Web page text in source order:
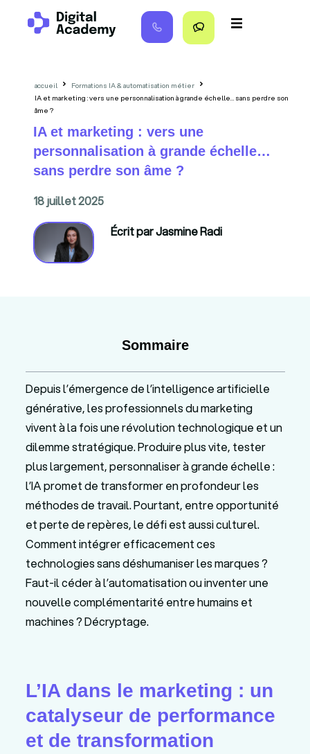
accueil
Formations IA & automatisation métier
IA et marketing : vers une personnalisation à grande échelle… sans perdre son
âme ?
IA et marketing : vers une
personnalisation à grande échelle…
sans perdre son âme ?
18 juillet 2025
Écrit par Jasmine Radi
Sommaire
Depuis l’émergence de l’intelligence artificielle
générative, les professionnels du marketing
vivent à la fois une révolution technologique et un
dilemme stratégique. Produire plus vite, tester
plus largement, personnaliser à grande échelle :
l’IA promet de transformer en profondeur les
méthodes de travail. Pourtant, entre opportunité
et perte de repères, le défi est aussi culturel.
Comment intégrer efficacement ces
technologies sans déshumaniser les marques ?
Faut-il céder à l’automatisation ou inventer une
nouvelle complémentarité entre humains et
machines ? Décryptage.
L’IA dans le marketing : un
catalyseur de performance
et de transformation